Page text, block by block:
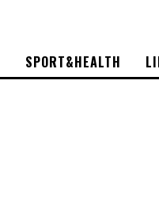
SPORT&HEALTH